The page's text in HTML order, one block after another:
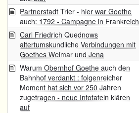
Partnerstadt Trier - hier war Goethe
auch: 1792 - Campagne in Frankreich
Carl Friedrich Quednows
altertumskundliche Verbindungen mit
Goethes Weimar und Jena
Warum Obernhof Goethe auch den
Bahnhof verdankt : folgenreicher
Moment hat sich vor 250 Jahren
zugetragen - neue Infotafeln klären
auf